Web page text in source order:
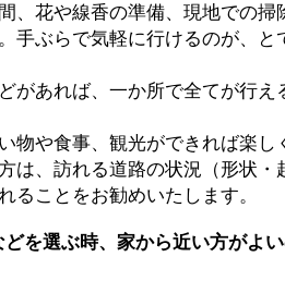
、花や線香の準備、現地での掃
手ぶらで気軽に行けるのが、と
があれば、一か所で全てが行え
物や食事、観光ができれば楽し
は、訪れる道路の状況（形状・
ることをお勧めいたします。
を選ぶ時、家から近い方がよ